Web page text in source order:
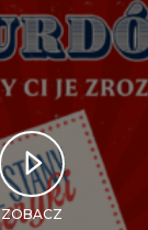
ZOBACZ